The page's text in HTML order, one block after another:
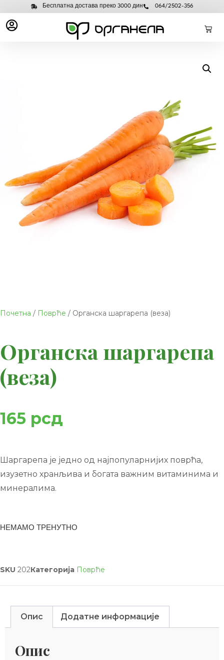
Бесплатна достава преко 3000 дин 064/2502-356
Почетна / Поврће / Органска шаргарепа (веза)
Органска шаргарепа
(веза)
165 рсд
Шаргарепа је једно од најпопуларнијих поврћа,
изузетно хранљива и богата важним витаминима и
минералима.
НЕМАМО ТРЕНУТНО
SKU 202Категорија Поврће
Опис Додатне информације
Опис